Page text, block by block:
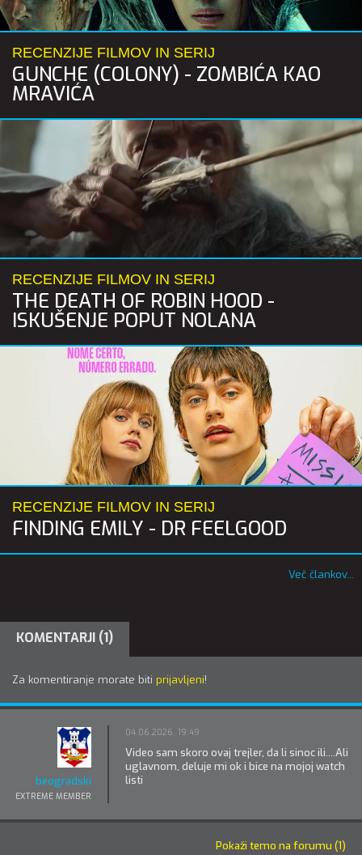
RECENZIJE FILMOV IN SERIJ
GUNCHE (COLONY) - ZOMBIĆA KAO
MRAVIĆA
RECENZIJE FILMOV IN SERIJ
THE DEATH OF ROBIN HOOD -
ISKUŠENJE POPUT NOLANA
RECENZIJE FILMOV IN SERIJ
FINDING EMILY - DR FEELGOOD
Več člankov...
KOMENTARJI (1)
Za komentiranje morate biti prijavljeni!
beogradski
EXTREME MEMBER
04.06.2026. 19:49
Video sam skoro ovaj trejler, da li sinoc ili....Ali
uglavnom, deluje mi ok i bice na mojoj watch
listi
Pokaži temo na forumu (1)